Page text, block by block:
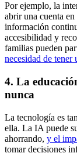
Por ejemplo, la
abrir una cuenta
información
accesibilidad y
familias pueden
necesidad de tener
4. La
nunca
La tecnología es
ella. La IA puede
ahorrando, y el
tomar decisiones